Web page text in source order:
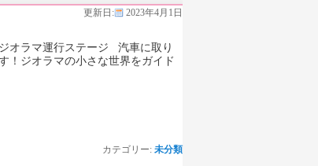
更新日: 2023年4月1日
オラマ運行ステージ 汽車に取り
！ジオラマの小さな世界をガイド
カテゴリー: 未分類